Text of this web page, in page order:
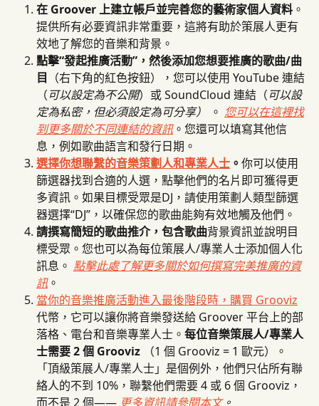
在 Groover 上建立帳戶並完善您的藝術家個人資料 。
提供所有必要資訊非常重要，這將有助於策展人更有
效地了解您的音樂和背景。
點擊“發起推廣活動”，然後添加您想要推廣的歌曲/曲
目 （右下角的紅色按鈕），您可以使用 YouTube 連結
（可以設定為不公開）或 SoundCloud 連結（可以設
定為私密，但必須設定為可分享）
。 您可以在這裡找
到更多關於不同連結的資訊。您還可以填寫其他信
息，例如歌曲語言和發行日期。
選擇你想聯繫的音樂策劃人和專業人士 。 你可以使用
篩選器找到合適的人選，點擊他們的名片即可獲得更
多資訊。如果目標受眾是DJ，請使用策劃人類型篩選
器選擇“DJ”，以確保您的歌曲能夠有效地觸及他們。
請撰寫簡短的歌曲推介，包含歌曲背景資訊並說明目
標受眾。您也可以為每位策展人/專業人士添加個人化
訊息。 點擊此處了解更多關於如何撰寫完美推廣的資
訊。
當你的音樂推廣活動進入最後階段時，購買 Grooviz
代幣，它可以讓你將音樂發送給 Groover 平台上的部
落格、電台和音樂專業人士。 每位音樂策展人/專業人
士需要 2 個 Grooviz （1 個 Grooviz = 1 歐元）。
「頂級策展人/專業人士」是個例外，他們只佔所有聯
絡人的不到 10%，聯繫他們需要 4 或 6 個 Grooviz，
而不是 2 個—— 更多資訊請參閱本文。